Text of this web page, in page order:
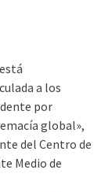
a los
por
global»,
del Centro de
Medio de